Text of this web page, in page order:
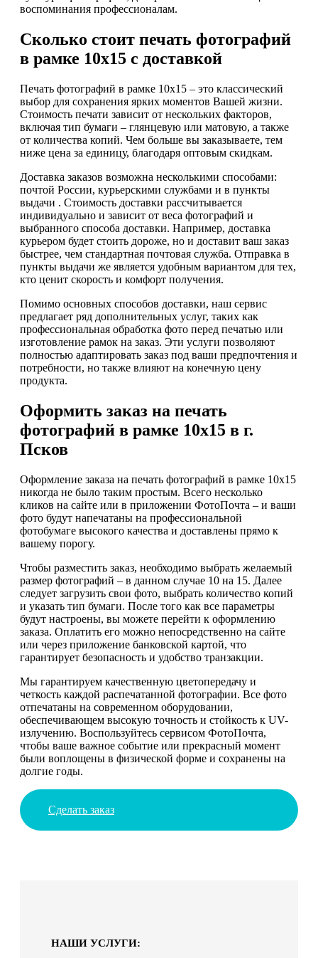
воспоминания профессионалам.
Сколько стоит печать фотографий
в рамке 10х15 с доставкой
Печать фотографий в рамке 10х15 – это классический
выбор для сохранения ярких моментов Вашей жизни.
Стоимость печати зависит от нескольких факторов,
включая тип бумаги – глянцевую или матовую, а также
от количества копий. Чем больше вы заказываете, тем
ниже цена за единицу, благодаря оптовым скидкам.
Доставка заказов возможна несколькими способами:
почтой России, курьерскими службами и в пункты
выдачи . Стоимость доставки рассчитывается
индивидуально и зависит от веса фотографий и
выбранного способа доставки. Например, доставка
курьером будет стоить дороже, но и доставит ваш заказ
быстрее, чем стандартная почтовая служба. Отправка в
пункты выдачи же является удобным вариантом для тех,
кто ценит скорость и комфорт получения.
Помимо основных способов доставки, наш сервис
предлагает ряд дополнительных услуг, таких как
профессиональная обработка фото перед печатью или
изготовление рамок на заказ. Эти услуги позволяют
полностью адаптировать заказ под ваши предпочтения и
потребности, но также влияют на конечную цену
продукта.
Оформить заказ на печать
фотографий в рамке 10х15 в г.
Псков
Оформление заказа на печать фотографий в рамке 10х15
никогда не было таким простым. Всего несколько
кликов на сайте или в приложении ФотоПочта – и ваши
фото будут напечатаны на профессиональной
фотобумаге высокого качества и доставлены прямо к
вашему порогу.
Чтобы разместить заказ, необходимо выбрать желаемый
размер фотографий – в данном случае 10 на 15. Далее
следует загрузить свои фото, выбрать количество копий
и указать тип бумаги. После того как все параметры
будут настроены, вы можете перейти к оформлению
заказа. Оплатить его можно непосредственно на сайте
или через приложение банковской картой, что
гарантирует безопасность и удобство транзакции.
Мы гарантируем качественную цветопередачу и
четкость каждой распечатанной фотографии. Все фото
отпечатаны на современном оборудовании,
обеспечивающем высокую точность и стойкость к UV-
излучению. Воспользуйтесь сервисом ФотоПочта,
чтобы ваше важное событие или прекрасный момент
были воплощены в физической форме и сохранены на
долгие годы.
Сделать заказ
НАШИ УСЛУГИ: